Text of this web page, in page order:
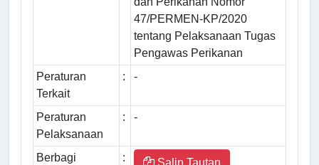
47/PERMEN-KP/2020
tentang Pelaksanaan Tugas
Pengawas Perikanan
Peraturan
Terkait
: -
Peraturan
Pelaksanaan
: -
Berbagi :